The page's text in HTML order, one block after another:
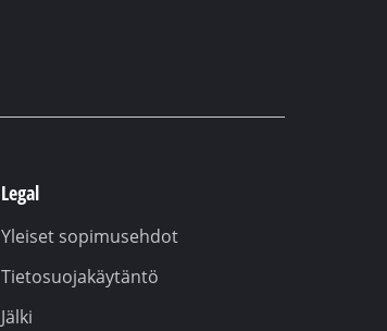
Legal
Yleiset sopimusehdot
Tietosuojakäytäntö
Jälki